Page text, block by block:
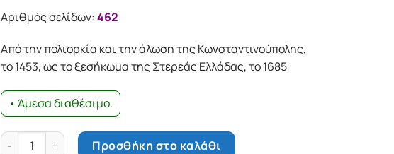
Αριθμός σελίδων:462
Από την πολιορκία και την άλωση της Κωνσταντινούπολης,
το 1453, ως το ξεσήκωμα της Στερεάς Ελλάδας, το 1685
• Άμεσα διαθέσιμο.
Η Ιστορία της Τουρκοκρατούμενης Ελλάδας - Τόμος πρώτος 1453-1685 ποσότητα
Προσθήκη στο καλάθι